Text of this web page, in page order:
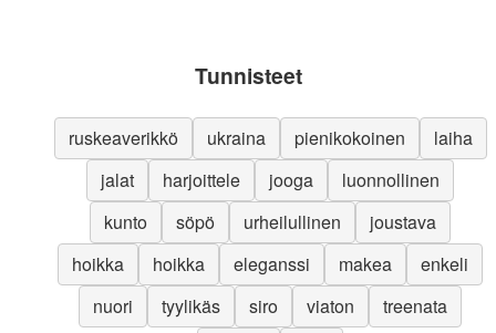
Tunnisteet
ruskeaverikkö ukraina pienikokoinen
laiha
jalat
harjoittele jooga
luonnollinen
kunto
söpö urheilullinen
joustava
hoikka
hoikka eleganssi makea
enkeli
nuori
tyylikäs siro viaton
treenata